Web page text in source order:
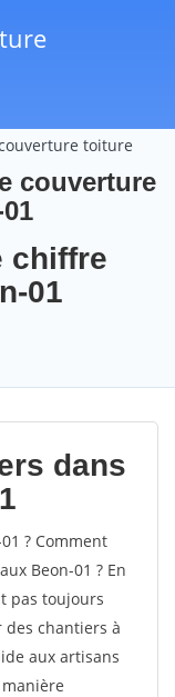
toiture
couverture
chiffre
01
dans
? Comment
Beon-01 ? En
pas toujours
chantiers à
aux artisans